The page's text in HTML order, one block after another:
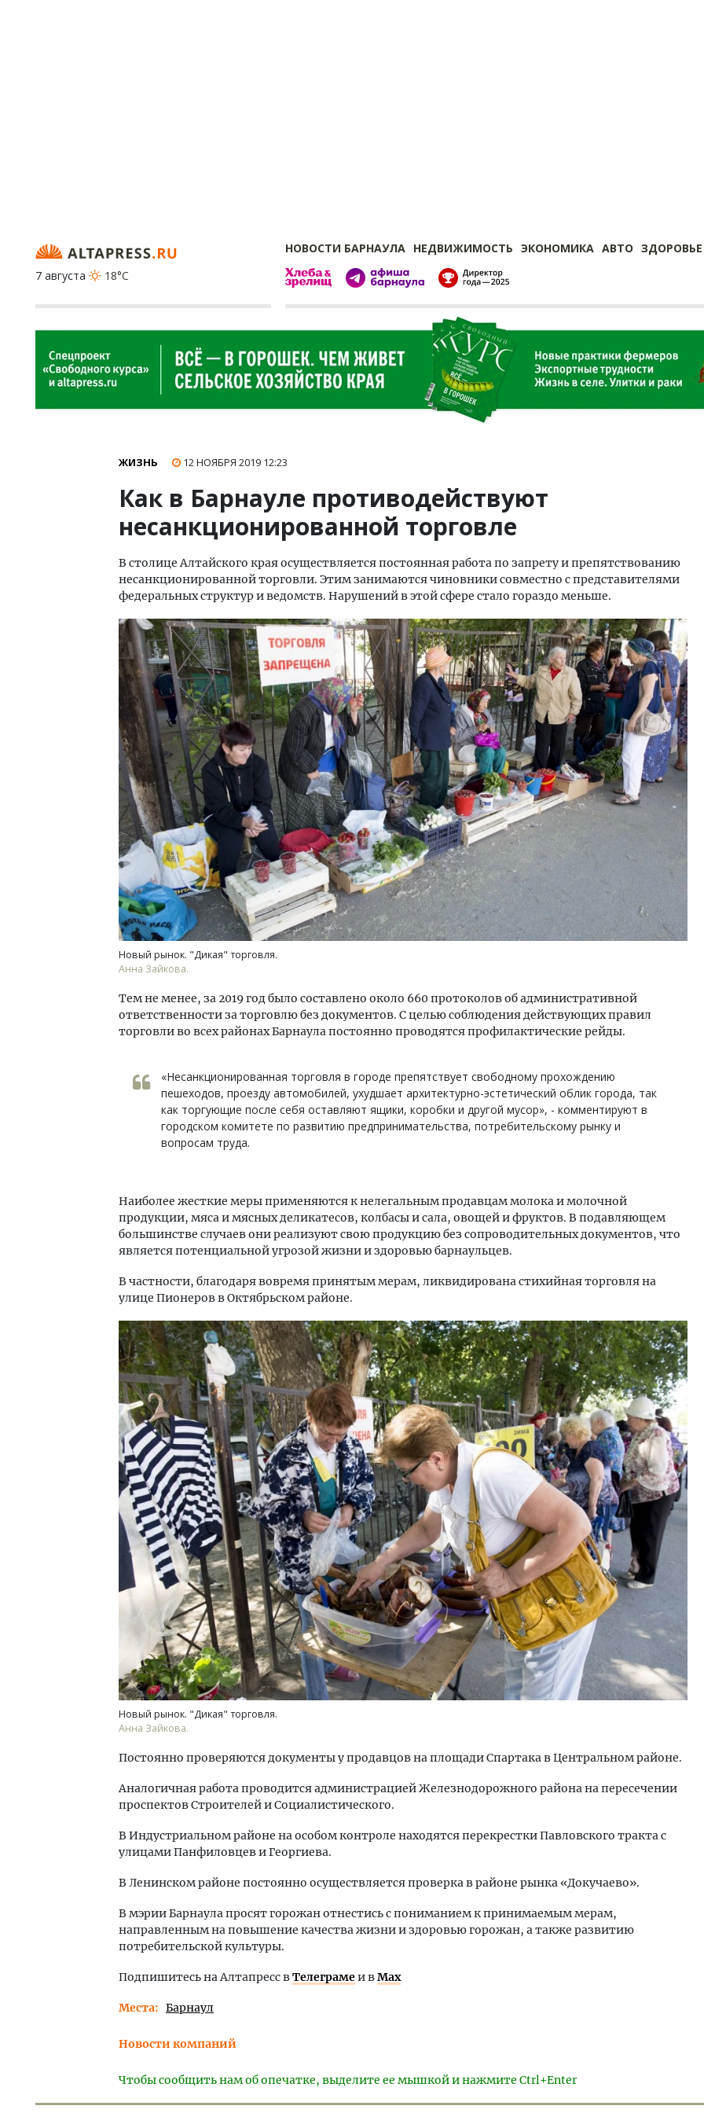
НОВОСТИ БАРНАУЛА НЕДВИЖИМОСТЬ ЭКОНОМИКА АВТО ЗДОРОВЬЕ
7 августа
18°C
ЖИЗНЬ 12 НОЯБРЯ 2019 12:23
Как в Барнауле противодействуют
несанкционированной торговле
В столице Алтайского края осуществляется постоянная работа по запрету и препятствованию
несанкционированной торговли. Этим занимаются чиновники совместно с представителями
федеральных структур и ведомств. Нарушений в этой сфере стало гораздо меньше.
Новый рынок. "Дикая" торговля.
Анна Зайкова.
Тем не менее, за 2019 год было составлено около 660 протоколов об административной
ответственности за торговлю без документов. С целью соблюдения действующих правил
торговли во всех районах Барнаула постоянно проводятся профилактические рейды.
«Несанкционированная торговля в городе препятствует свободному прохождению
пешеходов, проезду автомобилей, ухудшает архитектурно-эстетический облик города, так
как торгующие после себя оставляют ящики, коробки и другой мусор», - комментируют в
городском комитете по развитию предпринимательства, потребительскому рынку и
вопросам труда.
Наиболее жесткие меры применяются к нелегальным продавцам молока и молочной
продукции, мяса и мясных деликатесов, колбасы и сала, овощей и фруктов. В подавляющем
большинстве случаев они реализуют свою продукцию без сопроводительных документов, что
является потенциальной угрозой жизни и здоровью барнаульцев.
В частности, благодаря вовремя принятым мерам, ликвидирована стихийная торговля на
улице Пионеров в Октябрьском районе.
Новый рынок. "Дикая" торговля.
Анна Зайкова.
Постоянно проверяются документы у продавцов на площади Спартака в Центральном районе.
Аналогичная работа проводится администрацией Железнодорожного района на пересечении
проспектов Строителей и Социалистического.
В Индустриальном районе на особом контроле находятся перекрестки Павловского тракта с
улицами Панфиловцев и Георгиева.
В Ленинском районе постоянно осуществляется проверка в районе рынка «Докучаево».
В мэрии Барнаула просят горожан отнестись с пониманием к принимаемым мерам,
направленным на повышение качества жизни и здоровью горожан, а также развитию
потребительской культуры.
Подпишитесь на Алтапресс вТелеграмеи вMax
Места Барнаул
Новости компаний
Чтобы сообщить нам об опечатке, выделите ее мышкой и нажмите Ctrl+Enter
Ищем новые берега. Гендиректор
«Жилищной инициативы» Юрий
Гатилов — о том, как девелоперу
оставаться на плаву, когда рынок
штормит
СТРОИТЕЛЬСТВО
Архитектурный код
земли. Мощение
плитами становится
СТРОИТЕЛЬСТВО